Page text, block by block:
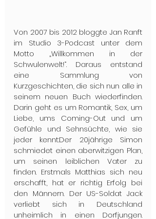
Von 2007 bis 2012 bloggte Jan Ranft
im Studio 3-Podcast unter dem
Motto „Willkommen in der
Schwulenwelt!“. Daraus entstand
eine Sammlung von
Kurzgeschichten, die sich nun alle in
seinem neuen Buch wiederfinden.
Darin geht es um Romantik, Sex, um
Liebe, ums Coming-Out und um
Gefühle und Sehnsüchte, wie sie
jeder kennt:Der 20jährige Simon
schmiedet einen aberwitzigen Plan,
um seinen leiblichen Vater zu
finden. Erstmals Matthias sich neu
erschafft, hat er richtig Erfolg bei
den Männern. Der US-Soldat Jack
verliebt sich in Deutschland
unheimlich in einen Dorfjungen.